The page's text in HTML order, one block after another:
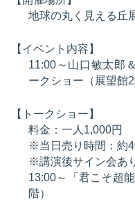
地球の丸く見える丘
【イベント内容】
11:00～山口敏太郎
ークショー（展望館2
【トークショー】
料金：一人1,000円
※当日売り時間：約
※講演後サイン会あ
13:00～「君こそ超
階）